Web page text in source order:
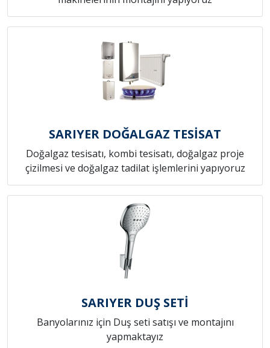
SARIYER DOĞALGAZ TESİSAT
Doğalgaz tesisatı, kombi tesisatı, doğalgaz proje
çizilmesi ve doğalgaz tadilat işlemlerini yapıyoruz
SARIYER DUŞ SETİ
Banyolarınız için Duş seti satışı ve montajını
yapmaktayız